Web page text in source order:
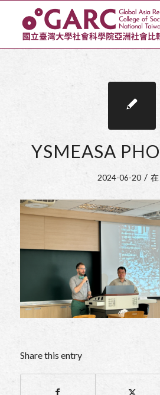
YSMEASA
2024-06-20 / 在
Share this entry